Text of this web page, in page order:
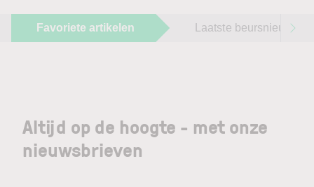
Favoriete artikelen Laatste beursnieuws
Altijd op de hoogte - met onze
nieuwsbrieven